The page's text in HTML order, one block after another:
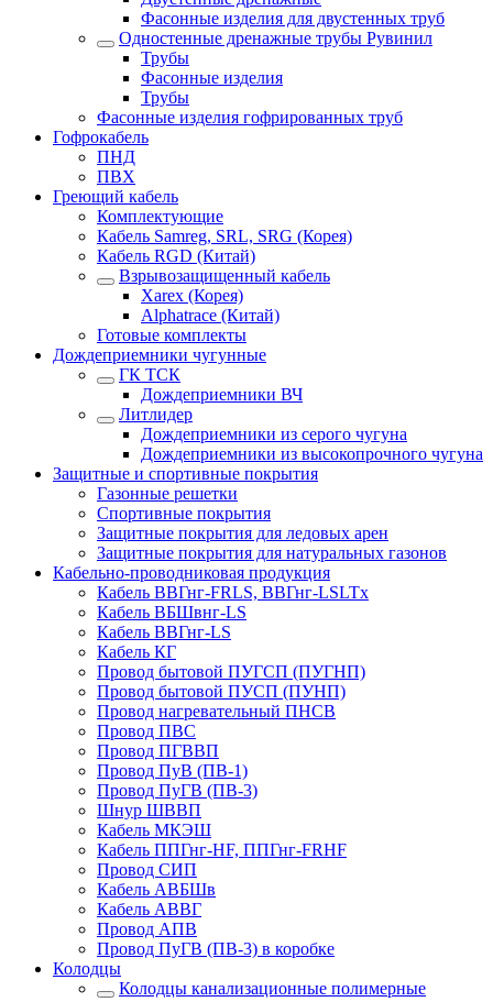
Фасонные изделия для двустенных труб
Одностенные дренажные трубы Рувинил
Трубы
Фасонные изделия
Трубы
Фасонные изделия гофрированных труб
Гофрокабель
ПНД
ПВХ
Греющий кабель
Комплектующие
Кабель Samreg, SRL, SRG (Корея)
Кабель RGD (Китай)
Взрывозащищенный кабель
Xarex (Корея)
Alphatrace (Китай)
Готовые комплекты
Дождеприемники чугунные
ГК ТСК
Дождеприемники ВЧ
Литлидер
Дождеприемники из серого чугуна
Дождеприемники из высокопрочного чугуна
Защитные и спортивные покрытия
Газонные решетки
Спортивные покрытия
Защитные покрытия для ледовых арен
Защитные покрытия для натуральных газонов
Кабельно-проводниковая продукция
Кабель ВВГнг-FRLS, ВВГнг-LSLTx
Кабель ВБШвнг-LS
Кабель ВВГнг-LS
Кабель КГ
Провод бытовой ПУГСП (ПУГНП)
Провод бытовой ПУСП (ПУНП)
Провод нагревательный ПНСВ
Провод ПВС
Провод ПГВВП
Провод ПуВ (ПВ-1)
Провод ПуГВ (ПВ-3)
Шнур ШВВП
Кабель МКЭШ
Кабель ППГнг-HF, ППГнг-FRHF
Провод СИП
Кабель АВБШв
Кабель АВВГ
Провод АПВ
Провод ПуГВ (ПВ-3) в коробке
Колодцы
Колодцы канализационные полимерные